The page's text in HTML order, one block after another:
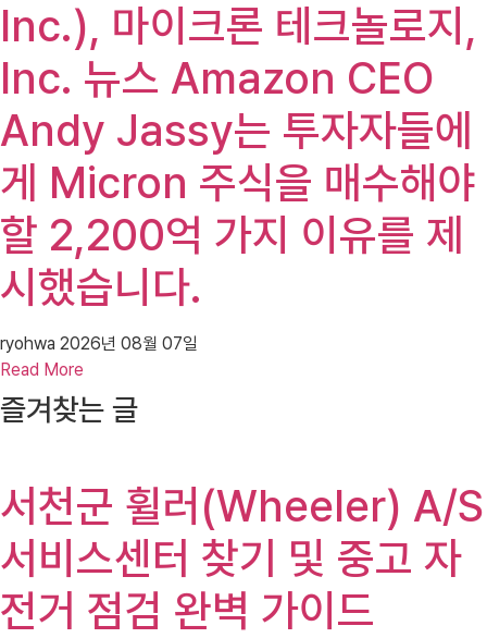
Inc.), 마이크론 테크놀로지,
Inc. 뉴스 Amazon CEO
Andy Jassy는 투자자들에
게 Micron 주식을 매수해야
할 2,200억 가지 이유를 제
시했습니다.
ryohwa 2026년 08월 07일
Read More
즐겨찾는 글
서천군 휠러(Wheeler) A/S
서비스센터 찾기 및 중고 자
전거 점검 완벽 가이드